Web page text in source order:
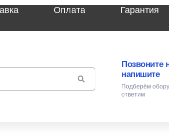
Оплата Гарантия
Позвоните
напишите
Подберём
ответим